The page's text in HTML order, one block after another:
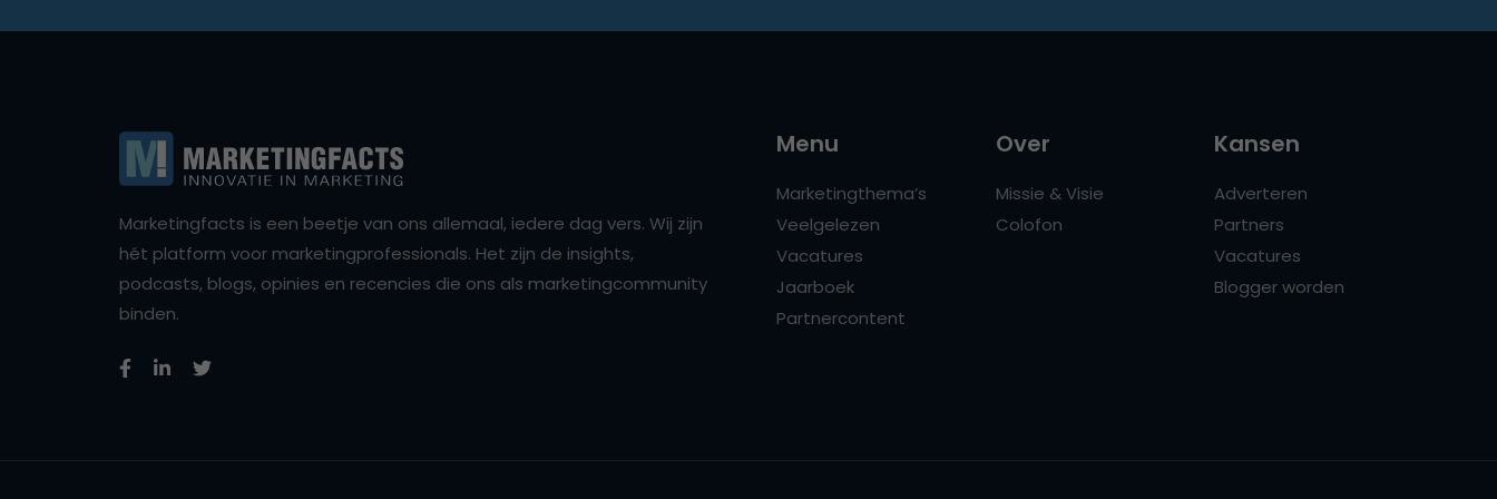
Marketingfacts is een beetje van ons allemaal, iedere dag vers. Wij zijn
hét platform voor marketingprofessionals. Het zijn de insights,
podcasts, blogs, opinies en recencies die ons als marketingcommunity
binden.
Menu
Marketingthema’s
Veelgelezen
Vacatures
Jaarboek
Partnercontent
Over
Missie & Visie
Colofon
Kansen
Adverteren
Partners
Vacatures
Blogger worden